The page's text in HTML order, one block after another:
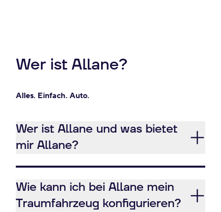
Wer ist Allane?
Alles. Einfach. Auto.
Wer ist Allane und was bietet
mir Allane?
Wie kann ich bei Allane mein
Traumfahrzeug konfigurieren?